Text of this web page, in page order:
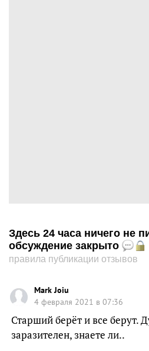
Здесь 24 часа ничего не
обсуждение закрыто
правила публикации отзывов
Mark Joiu
4 февраля 2021 в 07:36
Старший берёт и все берут.
заразителен, знаете ли..